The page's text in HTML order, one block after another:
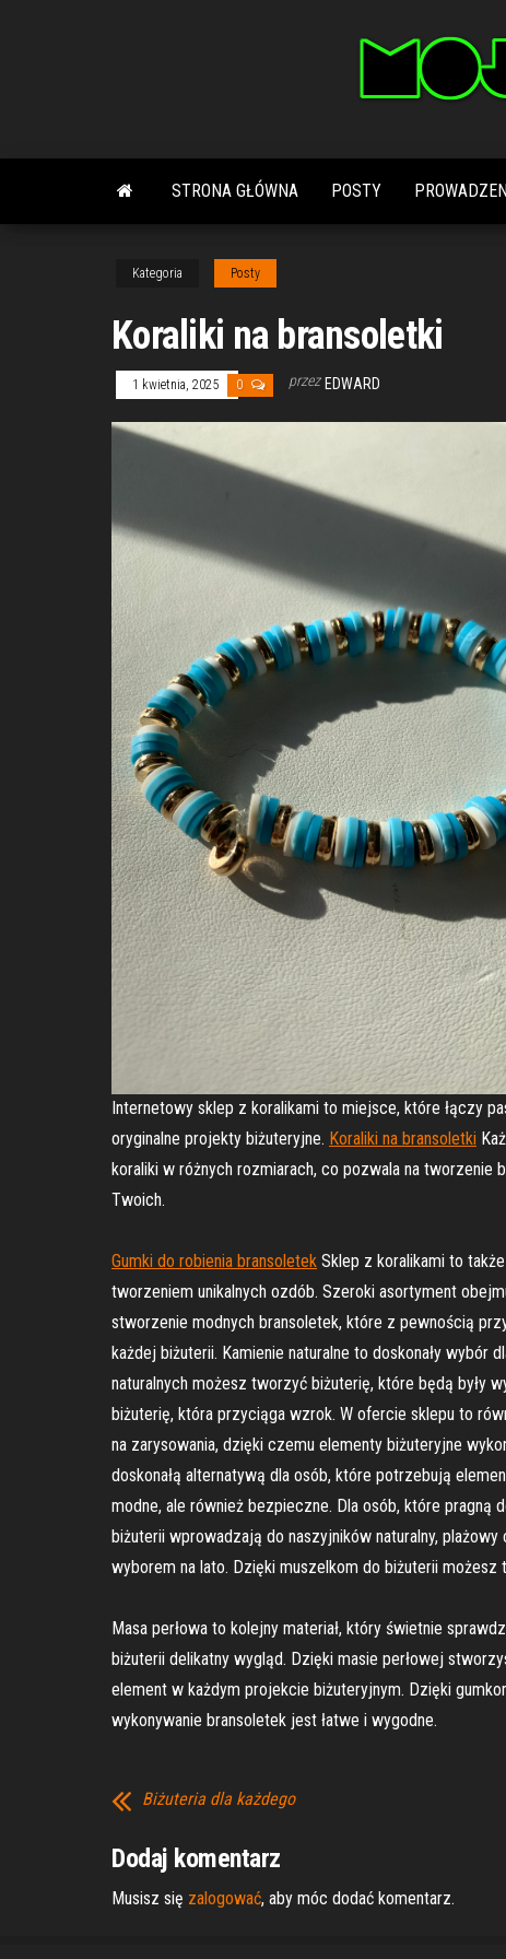
STRONA GŁÓWNA POSTY
Kategoria Posty
Koraliki na bransoletki
1 kwietnia, 2025 0 przez EDWARD
Internetowy sklep z koralikami to miejsce, które łączy
oryginalne projekty biżuteryjne. Koraliki na bransoletki
koraliki w różnych rozmiarach, co pozwala na tworzenie
Twoich.
Gumki do robienia bransoletek Sklep z koralikami to
tworzeniem unikalnych ozdób. Szeroki asortyment
stworzenie modnych bransoletek, które z pewnością
każdej biżuterii. Kamienie naturalne to doskonały
naturalnych możesz tworzyć biżuterię, które będą były
biżuterię, która przyciąga wzrok. W ofercie sklepu to
na zarysowania, dzięki czemu elementy biżuteryjne
doskonałą alternatywą dla osób, które potrzebują
modne, ale również bezpieczne. Dla osób, które pragną
biżuterii wprowadzają do naszyjników naturalny,
wyborem na lato. Dzięki muszelkom do biżuterii
Masa perłowa to kolejny materiał, który świetnie
biżuterii delikatny wygląd. Dzięki masie perłowej
element w każdym projekcie biżuteryjnym. Dzięki
wykonywanie bransoletek jest łatwe i wygodne.
Biżuteria dla każdego
Dodaj komentarz
Musisz się zalogować, aby móc dodać komentarz.